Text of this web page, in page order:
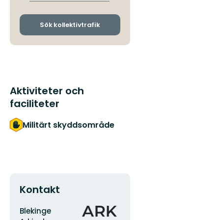
och
Sök kollektivtrafik
Aktiviteter och
faciliteter
Militärt skyddsområde
Kontakt
Adress
Blekinge
Organisationens